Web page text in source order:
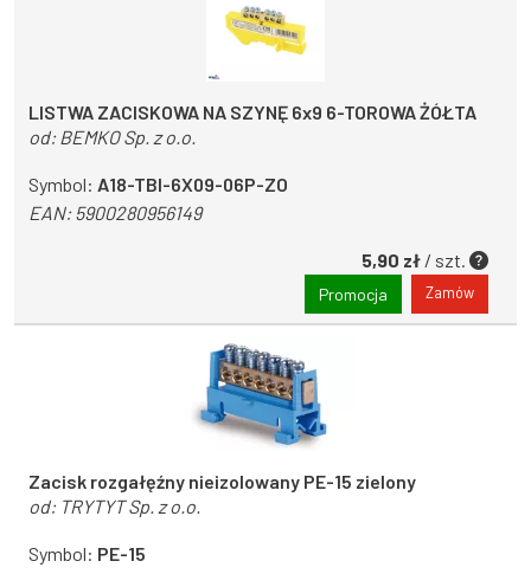
LISTWA ZACISKOWA NA SZYNĘ 6x9 6-TOROWA ŻÓŁTA
od: BEMKO Sp. z o.o.
Symbol: A18-TBI-6X09-06P-ZO
EAN:5900280956149
5,90 zł / szt.
Promocja Zamów
Zacisk rozgałęźny nieizolowany PE-15 zielony
od: TRYTYT Sp. z o.o.
Symbol: PE-15